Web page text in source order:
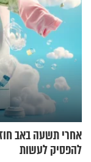
להפסיק לעשות